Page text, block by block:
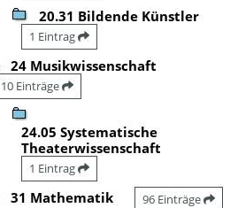
20.31 Bildende Künstler
1 Eintrag
24 Musikwissenschaft
10 Einträge
24.05 Systematische
Theaterwissenschaft
1 Eintrag
31 Mathematik 96 Einträge